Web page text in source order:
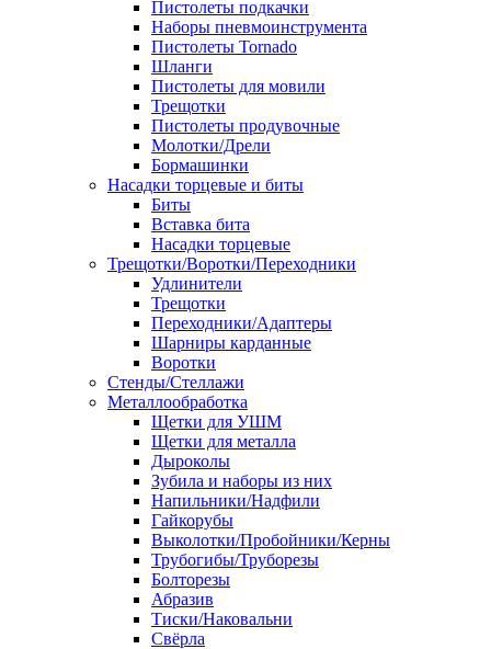
Пистолеты подкачки
Наборы пневмоинструмента
Пистолеты Tornado
Шланги
Пистолеты для мовили
Трещотки
Пистолеты продувочные
Молотки/Дрели
Бормашинки
Насадки торцевые и биты
Биты
Вставка бита
Насадки торцевые
Трещотки/Воротки/Переходники
Удлинители
Трещотки
Переходники/Адаптеры
Шарниры карданные
Воротки
Стенды/Стеллажи
Металлообработка
Щетки для УШМ
Щетки для металла
Дыроколы
Зубила и наборы из них
Напильники/Надфили
Гайкорубы
Выколотки/Пробойники/Керны
Трубогибы/Труборезы
Болторезы
Абразив
Тиски/Наковальни
Свёрла